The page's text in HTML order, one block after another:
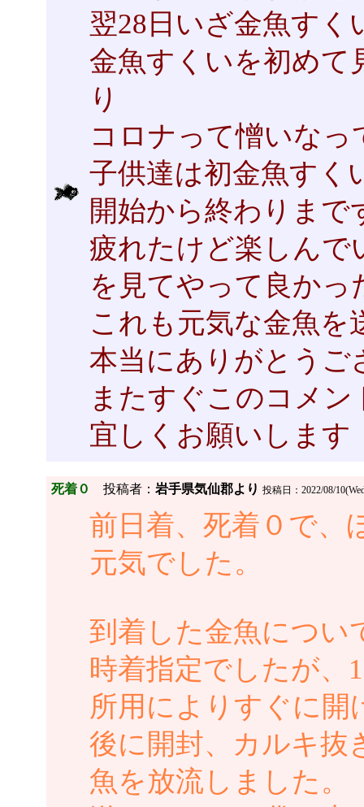
翌28日いざ金魚すく
金魚すくいを初めて
り
コロナって憎いなっ
子供達は初金魚すく
開始から終わりまで
疲れたけど楽しんで
を見てやって良かっ
これも元気な金魚
本当にありがとうご
またすぐこのコメ
宜しくお願いします
死着０ 投稿者： 岩手県気仙郡より 投稿日：2022/08/
前日着、死着０で、
元気でした。
到着した金魚につい
時着指定でしたが、
所用によりすぐに開
後に開封、カルキ抜
魚を放流しました。